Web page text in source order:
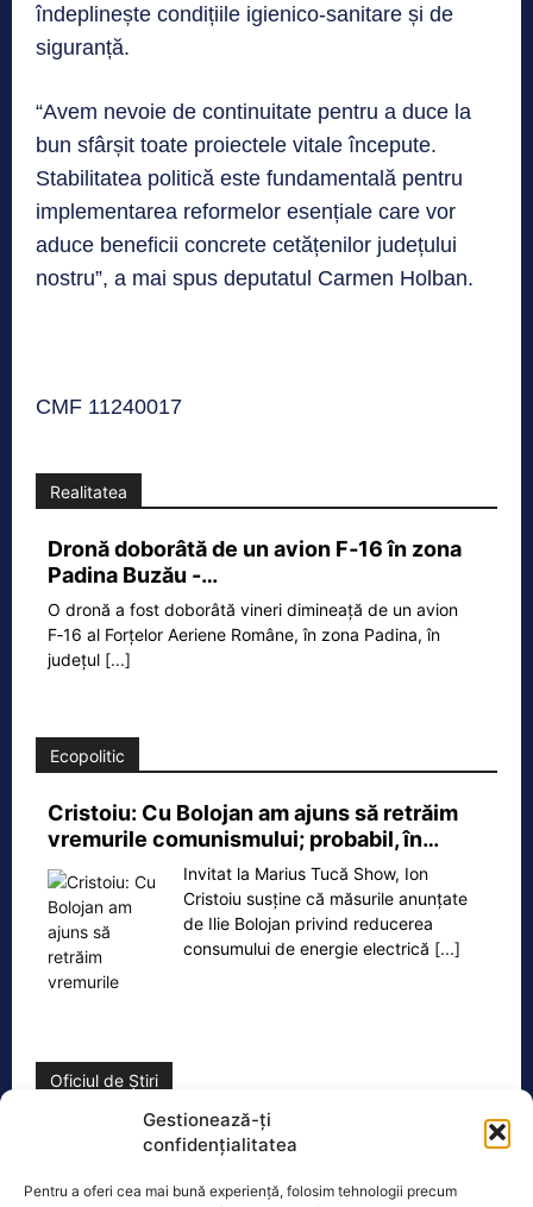
Gestionează-ți
confidențialitatea
Pentru a oferi cea mai bună experiență, folosim tehnologii precum
îndeplinește condițiile igienico-sanitare și de
siguranță.
“Avem nevoie de continuitate pentru a duce la
bun sfârșit toate proiectele vitale începute.
Stabilitatea politică este fundamentală pentru
implementarea reformelor esențiale care vor
aduce beneficii concrete cetățenilor județului
nostru”, a mai spus deputatul Carmen Holban.
CMF 11240017
Realitatea
Dronă doborâtă de un avion F‑16 în zona
Padina Buzău -…
O dronă a fost doborâtă vineri dimineață de un avion
F‑16 al Forțelor Aeriene Române, în zona Padina, în
județul [...]
Ecopolitic
Cristoiu: Cu Bolojan am ajuns să retrăim
vremurile comunismului; probabil, în…
Invitat la Marius Tucă Show, Ion
Cristoiu susține că măsurile anunțate
de Ilie Bolojan privind reducerea
consumului de energie electrică [...]
Oficiul de Știri
Cele 4 barje pentru redirecționarea Dunării către brațul
Cele 4 barje vor fi scufundate vineri, 7